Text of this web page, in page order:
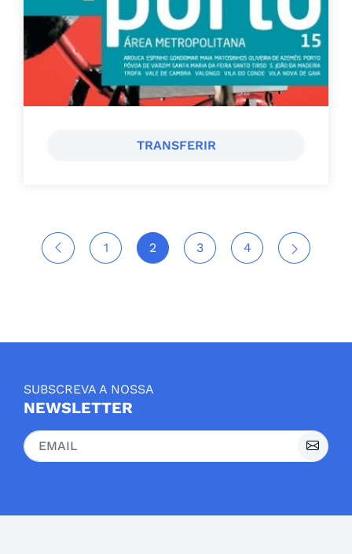
TRANSFERIR
1 2 3 4
SUBSCREVA A NOSSA
NEWSLETTER